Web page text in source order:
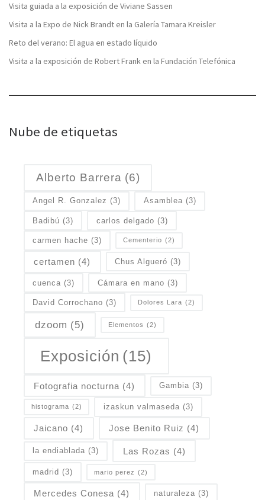
Visita guiada a la exposición de Viviane Sassen
Visita a la Expo de Nick Brandt en la Galería Tamara Kreisler
Reto del verano: El agua en estado líquido
Visita a la exposición de Robert Frank en la Fundación Telefónica
Nube de etiquetas
Alberto Barrera (6)
Angel R. Gonzalez (3) Asamblea (3)
Badibú (3) carlos delgado (3)
carmen hache (3) Cementerio (2)
certamen (4) Chus Algueró (3)
cuenca (3) Cámara en mano (3)
David Corrochano (3) Dolores Lara (2)
dzoom (5) Elementos (2)
Exposición (15)
Fotografia nocturna (4) Gambia (3)
histograma (2) izaskun valmaseda (3)
Jaicano (4) Jose Benito Ruiz (4)
la endiablada (3) Las Rozas (4)
madrid (3) mario perez (2)
Mercedes Conesa (4) naturaleza (3)